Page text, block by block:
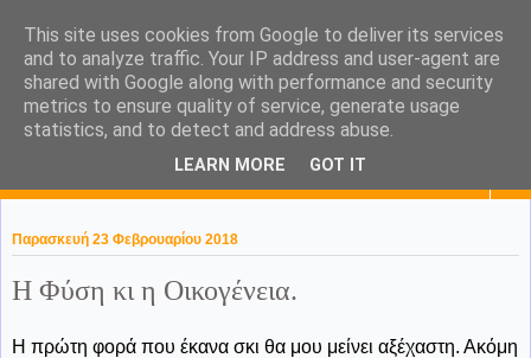
KaPa. Me without you...tea
without a biscuit!
Παρασκευή 23 Φεβρουαρίου 2018
Η Φύση κι η Οικογένεια.
Η πρώτη φορά που έκανα σκι θα μου μείνει αξέχαστη. Ακόμη
This site uses cookies from Google to deliver its services
and to analyze traffic. Your IP address and user-agent are
shared with Google along with performance and security
metrics to ensure quality of service, generate usage
statistics, and to detect and address abuse.
LEARN MORE GOT IT